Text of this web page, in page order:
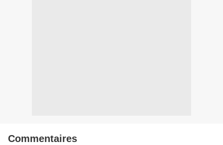
Commentaires